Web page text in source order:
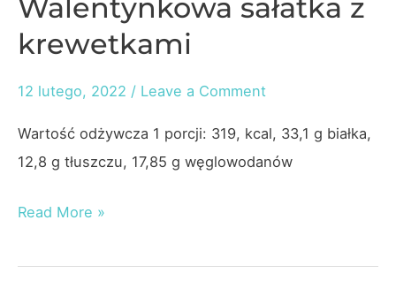
Walentynkowa sałatka z
krewetkami
12 lutego, 2022 / Leave a Comment
Wartość odżywcza 1 porcji: 319, kcal, 33,1 g białka,
12,8 g tłuszczu, 17,85 g węglowodanów
Walentynkowa
z
Read More »